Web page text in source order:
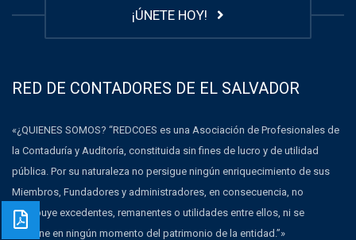
¡ÚNETE HOY!
RED DE CONTADORES DE EL SALVADOR
«¿QUIENES SOMOS? “REDCOES es una Asociación de Profesionales de
la Contaduría y Auditoría, constituida sin fines de lucro y de utilidad
pública. Por su naturaleza no persigue ningún enriquecimiento de sus
Miembros, Fundadores y administradores, en consecuencia, no
distribuye excedentes, remanentes o utilidades entre ellos, ni se
dispone en ningún momento del patrimonio de la entidad.”»